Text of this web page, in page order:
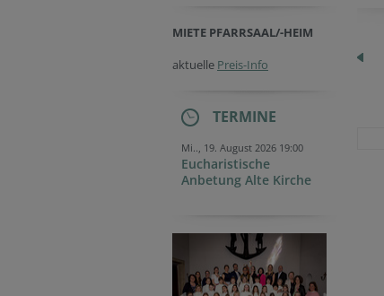
MIETE PFARRSAAL/-HEIM
aktuelle Preis-Info
TERMINE
Mi.., 19. August 2026 19:00
Eucharistische
Anbetung Alte Kirche